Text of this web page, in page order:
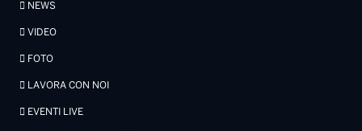
NEWS
VIDEO
FOTO
LAVORA CON NOI
EVENTI LIVE